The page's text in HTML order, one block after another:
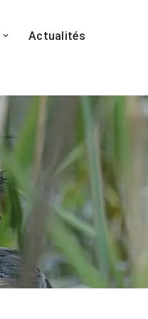
Actualités